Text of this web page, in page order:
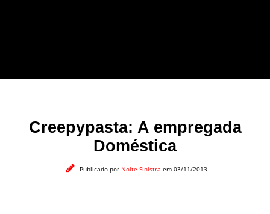
Creepypasta: A empregada
Doméstica
Publicado por Noite Sinistra em 03/11/2013